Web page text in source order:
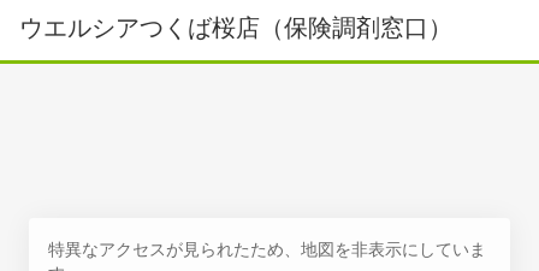
ウエルシアつくば桜店（保険調剤窓口）
特異なアクセスが見られたため、地図を非表示にしていま